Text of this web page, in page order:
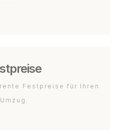
Festpreise für Ihren
Umzug.